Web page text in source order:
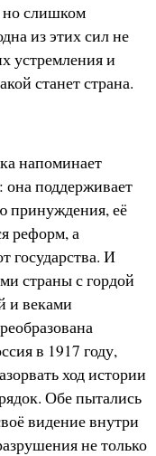
но слишком
из этих сил не
устремления и
станет страна.
напоминает
поддерживает
принуждения, её
реформ, а
государства. И
страны с гордой
и веками
в 1917 году,
ход истории
Обе пытались
видение внутри
не только